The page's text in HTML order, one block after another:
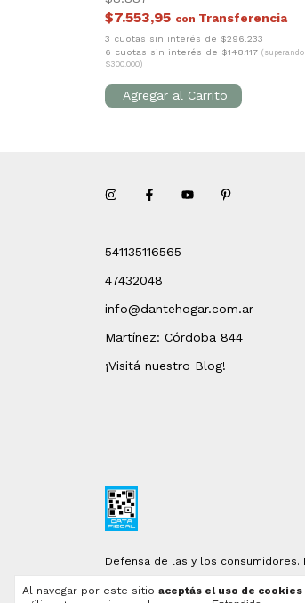
Al navegar por este sitio aceptás el uso de cookies
$7.553,95 con
3 cuotas sin interés de $296.233
6 cuotas sin interés de $148.117
$300.000)
541135116565
47432048
info@dantehogar.com.ar
Martínez: Córdoba 844
¡Visitá nuestro Blog!
Defensa de las y los consumidores.
Copyright